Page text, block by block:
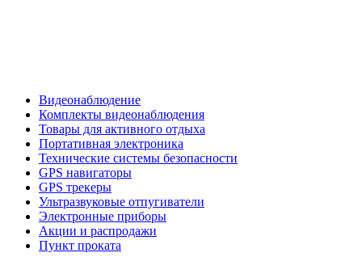
Видеонаблюдение
Комплекты видеонаблюдения
Товары для активного отдыха
Портативная электроника
Технические системы безопасности
GPS навигаторы
GPS трекеры
Ультразвуковые отпугиватели
Электронные приборы
Акции и распродажи
Пункт проката